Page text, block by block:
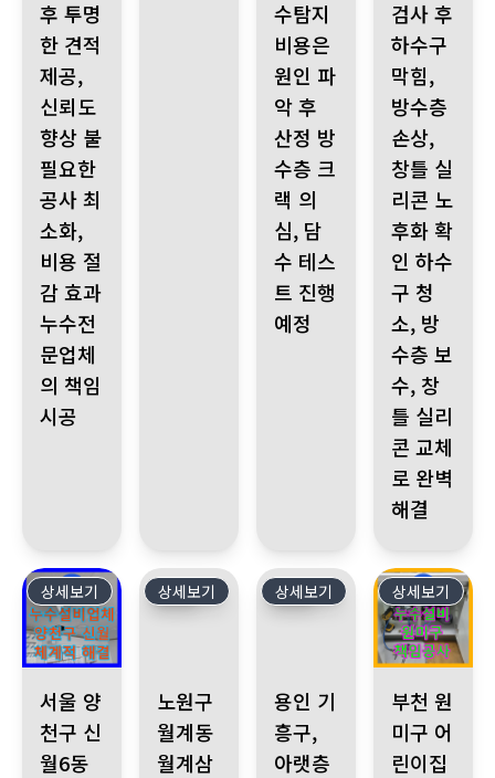
후 투명
한 견적
제공,
신뢰도
향상 불
필요한
공사 최
소화,
비용 절
감 효과
누수전
문업체
의 책임
시공
수탐지
비용은
원인 파
악 후
산정 방
수층 크
랙 의
심, 담
수 테스
트 진행
예정
검사 후
하수구
막힘,
방수층
손상,
창틀 실
리콘 노
후화 확
인 하수
구 청
소, 방
수층 보
수, 창
틀 실리
콘 교체
로 완벽
해결
403
상세보기
서울 양
천구 신
월6동
402
상세보기
노원구
월계동
월계삼
401
상세보기
용인 기
흥구,
아랫층
400
상세보기
부천 원
미구 어
린이집